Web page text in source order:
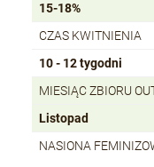
15-18%
CZAS KWITNIENIA
10 - 12 tygodni
MIESIĄC ZBIORU
Listopad
NASIONA